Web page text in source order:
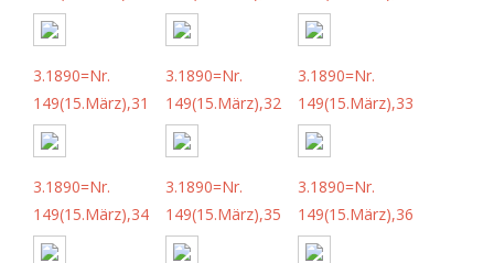
3.1890=Nr.
149(15.März),31
3.1890=Nr.
149(15.März),32
3.1890=Nr.
149(15.März),33
3.1890=Nr.
149(15.März),34
3.1890=Nr.
149(15.März),35
3.1890=Nr.
149(15.März),36